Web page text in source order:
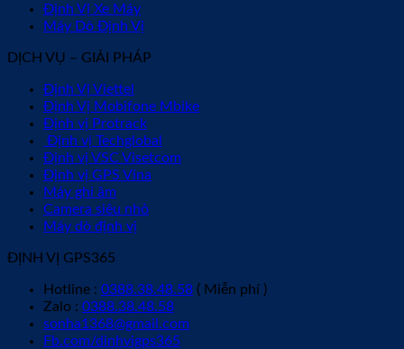
Định Vị Xe Máy
Máy Dò Định Vị
DỊCH VỤ – GIẢI PHÁP
Định Vị Viettel
Định Vị Mobifone Mbike
Định vị Protrack
Định vị Techglobal
Định vị VSC Visetcom
Định vị GPS Vina
Máy ghi âm
Camera siêu nhỏ
Máy dò định vị
ĐỊNH VỊ GPS365
Hotline : 0388.38.48.58 ( Miễn phí )
Zalo : 0388.38.48.58
sonha1368@gmail.com
Fb.com/dinhvigps365